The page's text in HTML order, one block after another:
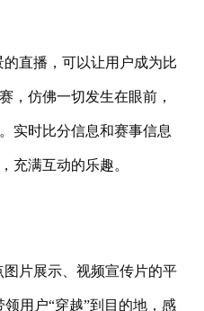
直播，可以让用户成为比
，仿佛一切发生在眼前，
实时比分信息和赛事信息
充满互动的乐趣。
片展示、视频宣传片的平
用户“穿越”到目的地，感